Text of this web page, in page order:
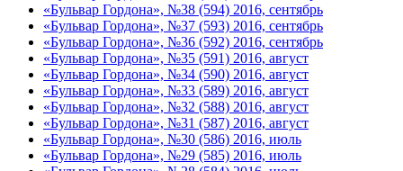
«Бульвар Гордона», №38 (594) 2016, сентябрь
«Бульвар Гордона», №37 (593) 2016, сентябрь
«Бульвар Гордона», №36 (592) 2016, сентябрь
«Бульвар Гордона», №35 (591) 2016, август
«Бульвар Гордона», №34 (590) 2016, август
«Бульвар Гордона», №33 (589) 2016, август
«Бульвар Гордона», №32 (588) 2016, август
«Бульвар Гордона», №31 (587) 2016, август
«Бульвар Гордона», №30 (586) 2016, июль
«Бульвар Гордона», №29 (585) 2016, июль